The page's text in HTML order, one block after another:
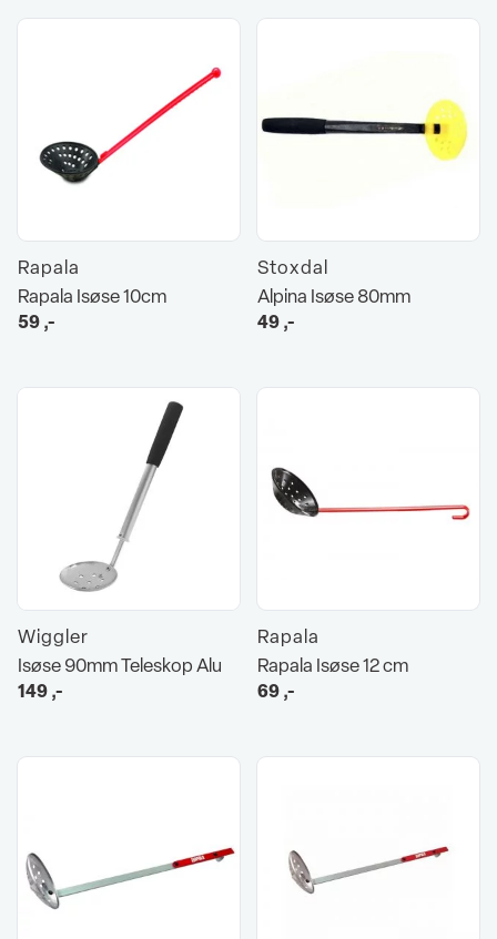
Rapala
Rapala Isøse 10cm
59,-
Stoxdal
Alpina Isøse 80mm
49,-
Wiggler
Isøse 90mm Teleskop Alu
149,-
Rapala
Rapala Isøse 12 cm
69,-